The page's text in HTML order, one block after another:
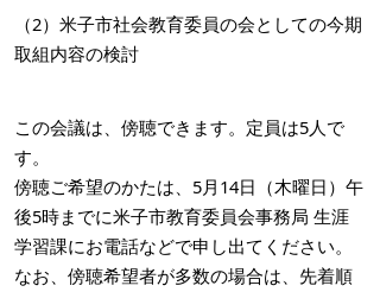
（2）米子市社会教育委員の会としての今期
取組内容の検討
この会議は、傍聴できます。定員は5人で
す。
傍聴ご希望のかたは、5月14日（木曜日）午
後5時までに米子市教育委員会事務局 生涯
学習課にお電話などで申し出てください。
なお、傍聴希望者が多数の場合は、先着順